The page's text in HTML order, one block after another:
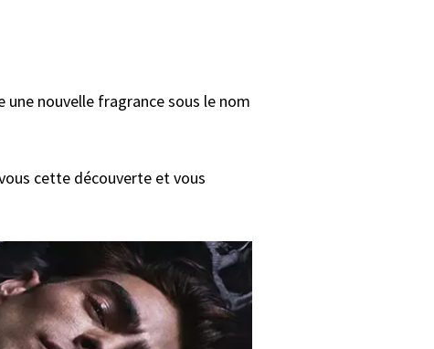
nouvelle fragrance sous le nom
cette découverte et vous